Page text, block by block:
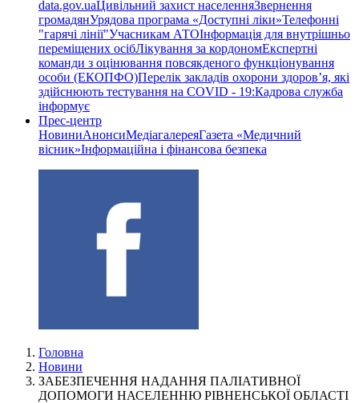
data.gov.uaЦивільний захист населенняЗвернення
громадянУрядова програма «Доступні ліки»Телефонні
"гарячі лінії"Учасникам АТОІнформація для внутрішньо
переміщених осібЛікування за кордономЕкспертні
команди з оцінювання повсякденого функціонування
особи (ЕКОПФО)Перелік закладів охорони здоров’я, які
здійснюють тестування на COVID - 19:Кадрова служба
інформує
Прес-центр
НовиниАнонсиМедіагалереяГазета «Медичний
вісник»Інформаційна і фінансова безпека
Головна
Новини
ЗАБЕЗПЕЧЕННЯ НАДАННЯ ПАЛІАТИВНОЇ
ДОПОМОГИ НАСЕЛЕННЮ РІВНЕНСЬКОЇ ОБЛАСТІ